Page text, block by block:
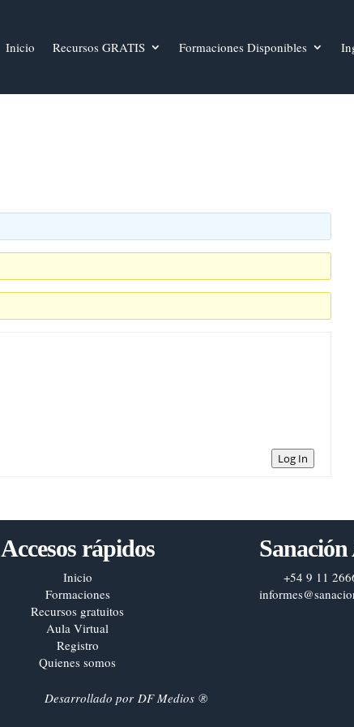
Inicio Recursos GRATIS Formaciones Disponibles
Log In
Accesos rápidos
Inicio
Formaciones
Recursos gratuitos
Aula Virtual
Registro
Quienes somos
+54 9 11
Desarrollado por DF Medios®